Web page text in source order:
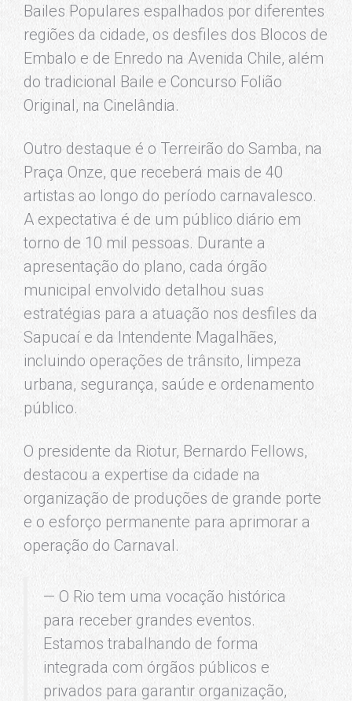
Bailes Populares espalhados por diferentes
regiões da cidade, os desfiles dos Blocos de
Embalo e de Enredo na Avenida Chile, além
do tradicional Baile e Concurso Folião
Original, na Cinelândia.
Outro destaque é o Terreirão do Samba, na
Praça Onze, que receberá mais de 40
artistas ao longo do período carnavalesco.
A expectativa é de um público diário em
torno de 10 mil pessoas. Durante a
apresentação do plano, cada órgão
municipal envolvido detalhou suas
estratégias para a atuação nos desfiles da
Sapucaí e da Intendente Magalhães,
incluindo operações de trânsito, limpeza
urbana, segurança, saúde e ordenamento
público.
O presidente da Riotur, Bernardo Fellows,
destacou a expertise da cidade na
organização de produções de grande porte
e o esforço permanente para aprimorar a
operação do Carnaval.
— O Rio tem uma vocação histórica
para receber grandes eventos.
Estamos trabalhando de forma
integrada com órgãos públicos e
privados para garantir organização,